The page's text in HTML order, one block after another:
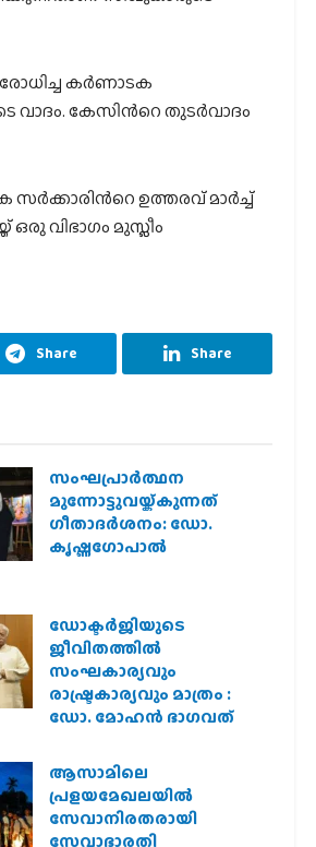
കർണാടക
വാദം. കേസിന്‍റെ തുടർവാദം
സർക്കാരിന്‍റെ ഉത്തരവ് മാർച്ച്
വിഭാഗം മുസ്ലീം
Share Share
സംഘപ്രാര്‍ത്ഥന
മുന്നോട്ടുവയ്ക്കുന്നത്
ഗീതാദര്‍ശനം: ഡോ.
കൃഷ്ണഗോപാല്‍
ഡോക്ടർജിയുടെ
ജീവിതത്തിൽ
സംഘകാര്യവും
രാഷ്ട്രകാര്യവും മാത്രം :
ഡോ. മോഹൻ ഭാഗവത്
ആസാമിലെ
പ്രളയമേഖലയില്‍
സേവാനിരതരായി
സേവാഭാരതി